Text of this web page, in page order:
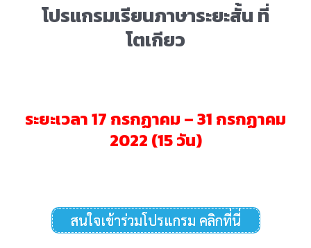
โปรแกรมเรียนภาษาระยะสั้นที่
โตเกียว
ระยะเวลา 17 กรกฏาคม – 31 กรกฏาคม
2022 (15 วัน)
สนใจเข้าร่วมโปรแกรม คลิกที่นี่